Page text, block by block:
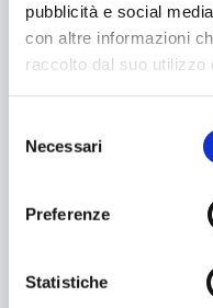
pubblicità e social
con altre informazioni
raccolto dal suo utilizzo
delNecessari
Preferenze
Statistiche
Sabato 28
Macchiaioli.
Sabato 14 marzo,
Marchesa,
Sabato 18
Bansky e gli altri
obbligatoria
per